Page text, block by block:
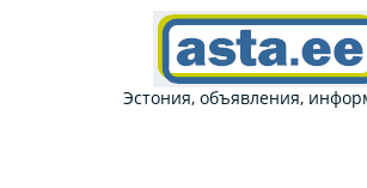
Эстония, объявления,